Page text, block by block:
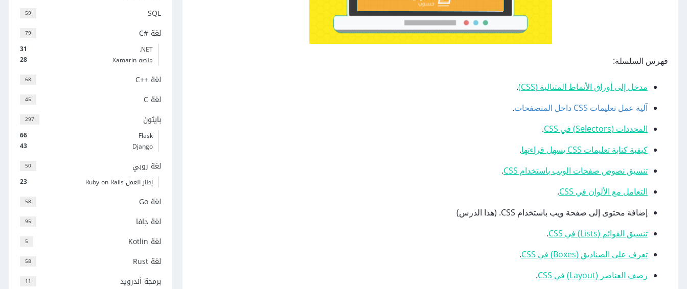
فهرس السلسلة:
مدخل إلى أوراق الأنماط المتتالية (CSS)
.
آلية عمل تعليمات CSS داخل المتصفحات
.
المحددات (Selectors) في CSS
.
كيفية كتابة تعليمات CSS يسهل قراءتها
.
تنسيق نصوص صفحات الويب باستخدام CSS
.
التعامل مع الألوان في CSS
.
إضافة محتوى إلى صفحة ويب باستخدام CSS. (هذا الدرس)
تنسيق القوائم (Lists) في CSS
.
تعرف على الصناديق (Boxes) في CSS
.
رصف العناصر (Layout) في CSS
.
59 SQL
79 لغة C#‎
31
‎.NET
28
منصة Xamarin
68 لغة C++‎
45 لغة C
297 بايثون
66
Flask
43
Django
50 لغة روبي
23 إطار العمل Ruby on Rails
58 لغة Go
95 لغة جافا
5 لغة Kotlin
58 لغة Rust
11 برمجة أندرويد